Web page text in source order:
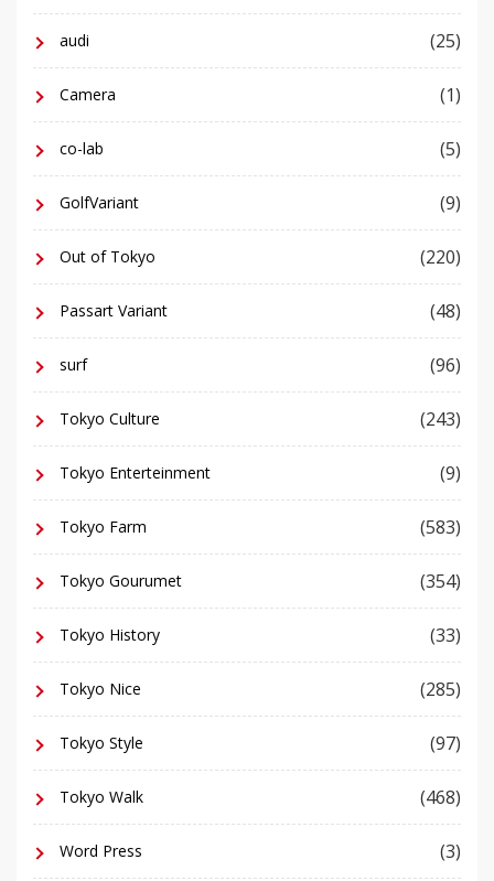
audi (25)
Camera (1)
co-lab (5)
GolfVariant (9)
Out of Tokyo (220)
Passart Variant (48)
surf (96)
Tokyo Culture (243)
Tokyo Enterteinment (9)
Tokyo Farm (583)
Tokyo Gourumet (354)
Tokyo History (33)
Tokyo Nice (285)
Tokyo Style (97)
Tokyo Walk (468)
Word Press (3)